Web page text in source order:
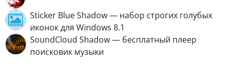
Sticker Blue Shadow — набор строгих голубых
иконок для Windows 8.1
SoundCloud Shadow — бесплатный плеер
поисковик музыки